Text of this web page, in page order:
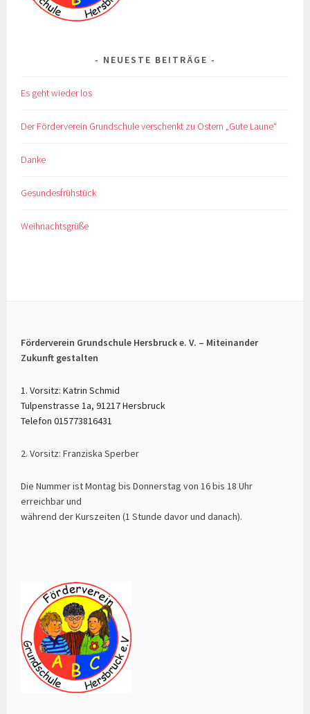
NEUESTE BEITRÄGE
Es geht wieder los
Der Förderverein Grundschule verschenkt zu Ostern „Gute Laune“
Danke
Gesundesfrühstück
Weihnachtsgrüße
Förderverein Grundschule Hersbruck e. V. – Miteinander
Zukunft gestalten
1. Vorsitz: Katrin Schmid
Tulpenstrasse 1a, 91217 Hersbruck
Telefon 015773816431
2. Vorsitz: Franziska Sperber
Die Nummer ist Montag bis Donnerstag von 16 bis 18 Uhr
erreichbar und
während der Kurszeiten (1 Stunde davor und danach).